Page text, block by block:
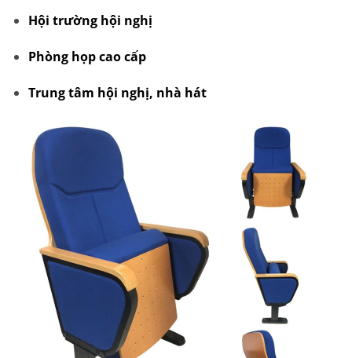
Hội trường hội nghị
Phòng họp cao cấp
Trung tâm hội nghị, nhà hát